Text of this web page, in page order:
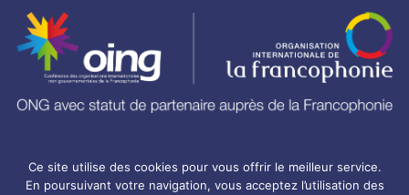
RECHERCHE |CONTACT
Ce site utilise des cookies pour vous offrir le meilleur service.
En poursuivant votre navigation, vous acceptez l’utilisation des